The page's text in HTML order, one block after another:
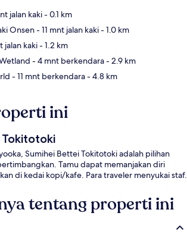
jalan kaki- 0.1 km
Onsen- 11 mnt jalan kaki- 1.0 km
jalan kaki- 1.2 km
- 4 mnt berkendara- 2.9 km
- 11 mnt berkendara- 4.8 km
ini
Sumihei Bettei Tokitotoki adalah pilihan
Tamu dapat memanjakan diri
di kedai kopi/kafe. Para traveler menyukai staf.
tentang properti ini